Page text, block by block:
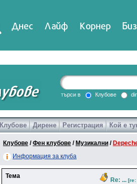
Днес Лайф Корнер
DirTV Impressio
Games
търси в Клубове
Клубове Дирене Регистрация Кой е
Клубове /Фен клубове / Музикални /
Информация за клуба
Тема
Re: ... [re: